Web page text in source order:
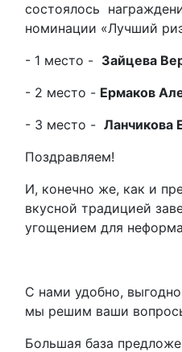
состоялось
номинации «Лучший
- 1 место - Зайцева
- 2 место - Ермаков
- 3 место - Ланчикова
Поздравляем!
И, конечно же, как и
вкусной традицией
угощением для
С нами удобно,
мы решим ваши
Большая база